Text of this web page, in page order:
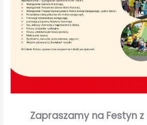
Zapraszamy na Festyn z